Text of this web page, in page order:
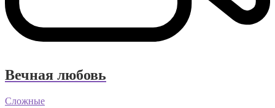
Вечная любовь
Сложные